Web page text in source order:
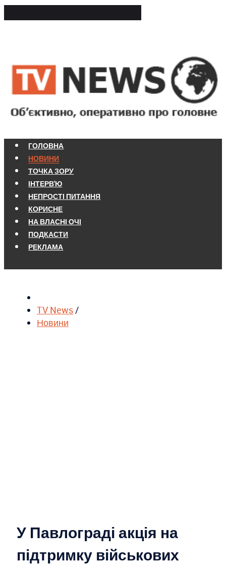
ГОЛОВНА
НОВИНИ
ТОЧКА ЗОРУ
ІНТЕРВ'Ю
НЕПРОСТІ ПИТАННЯ
КОРИСНЕ
НА ВЛАСНІ ОЧІ
ПОДКАСТИ
РЕКЛАМА
TV News/
Новини
У Павлограді акція на
підтримку військових